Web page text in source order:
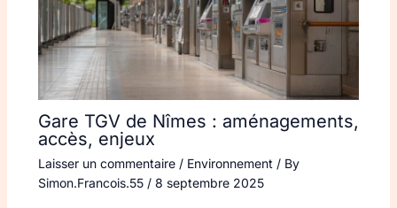
Gare TGV de Nîmes : aménagements,
accès, enjeux
Laisser un commentaire / Environnement / By
Simon.Francois.55 / 8 septembre 2025